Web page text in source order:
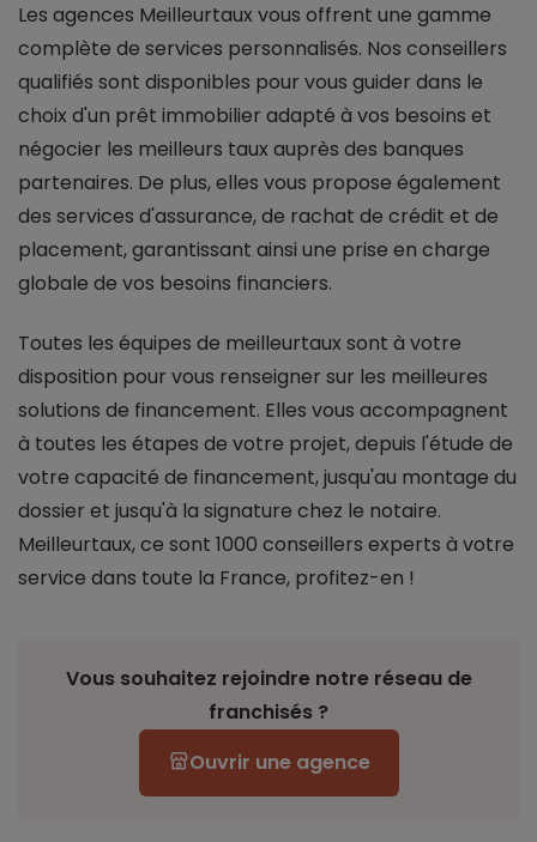
Les agences Meilleurtaux vous offrent une gamme
complète de services personnalisés. Nos conseillers
qualifiés sont disponibles pour vous guider dans le
choix d'un prêt immobilier adapté à vos besoins et
négocier les meilleurs taux auprès des banques
partenaires. De plus, elles vous propose également
des services d'assurance, de rachat de crédit et de
placement, garantissant ainsi une prise en charge
globale de vos besoins financiers.
Toutes les équipes de meilleurtaux sont à votre
disposition pour vous renseigner sur les meilleures
solutions de financement. Elles vous accompagnent
à toutes les étapes de votre projet, depuis l'étude de
votre capacité de financement, jusqu'au montage du
dossier et jusqu'à la signature chez le notaire.
Meilleurtaux, ce sont 1000 conseillers experts à votre
service dans toute la France, profitez-en !
Vous souhaitez rejoindre notre réseau de
franchisés ?
Ouvrir une agence